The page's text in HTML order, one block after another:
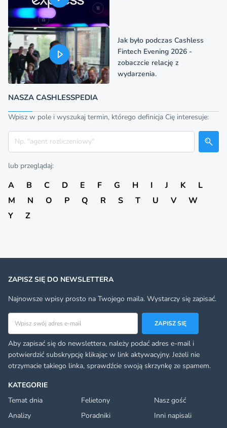
Jak było podczas Cashless
Fintech Evening 2026 -
zobaczcie relację z
wydarzenia.
NASZA CASHLESSPEDIA
Wpisz w pole i wyszukaj termin, którego definicja Cię interesuje:
Szukaj
lub przeglądaj:
A B C D E F G H I J K
L
M
N O P Q R S T U V
W
Y
Z
KATEGORIE
Temat dnia
Felietony
Nasz gość
Analizy
Poradniki Inni napisali
ZAPISZ SIĘ DO NEWSLETTERA
Najnowsze wpisy prosto na Twojego maila. Wystarczy się zapisać.
Adres email
ZAPISZ SIĘ
Aby zapisać się do newslettera, należy podać adres e-mail i
potwierdzić subskrypcję klikając w link aktywacyjny. Jeżeli nie
otrzymacie takiego linka, sprawdźcie swoją skrzynkę ze spamem.